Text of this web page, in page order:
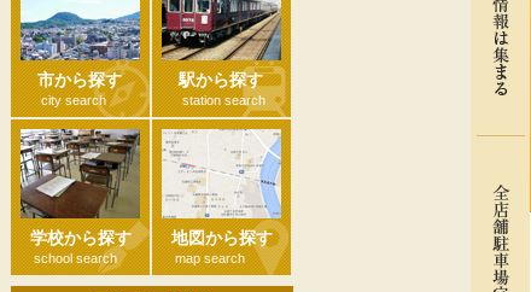
市から探す
city search
駅から探す
station search
学校から探す
school search
地図から探す
map search